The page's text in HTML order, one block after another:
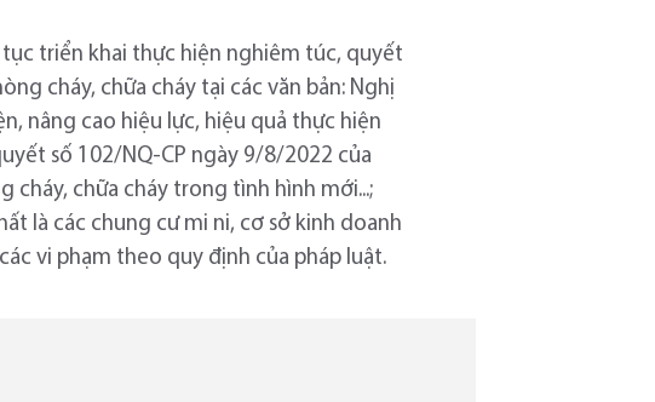
triển khai thực hiện nghiêm túc, quyết
cháy, chữa cháy tại các văn bản: Nghị
nâng cao hiệu lực, hiệu quả thực hiện
số 102/NQ-CP ngày 9/8/2022 của
cháy, chữa cháy trong tình hình mới...;
là các chung cư mi ni, cơ sở kinh doanh
vi phạm theo quy định của pháp luật.